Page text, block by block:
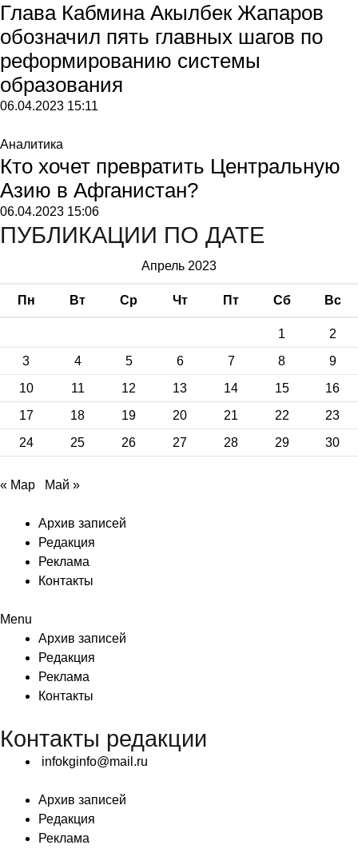
Глава Кабмина Акылбек Жапаров
обозначил пять главных шагов по
реформированию системы
образования
06.04.2023 15:11
Аналитика
Кто хочет превратить Центральную
Азию в Афганистан?
06.04.2023 15:06
ПУБЛИКАЦИИ ПО ДАТЕ
Апрель 2023
Пн Вт Ср Чт Пт Сб Вс
1
2
3
4 5 6 7 8
9
10
11 12 13 14 15
16
17
18 19 20 21 22
23
24
25 26 27 28 29 30
« Мар Май »
Архив записей
Редакция
Реклама
Контакты
Menu
Архив записей
Редакция
Реклама
Контакты
Контакты редакции
infokginfo@mail.ru
Архив записей
Редакция
Реклама